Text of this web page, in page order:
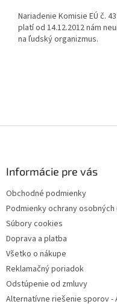
Nariadenie Komisie EÚ č.
platí od 14.12.2012 nám
na ľudský organizmus.
Informácie pre vás
Obchodné podmienky
Podmienky ochrany osobných
Súbory cookies
Doprava a platba
Všetko o nákupe
Reklamačný poriadok
Odstúpenie od zmluvy
Alternatívne riešenie sporov -